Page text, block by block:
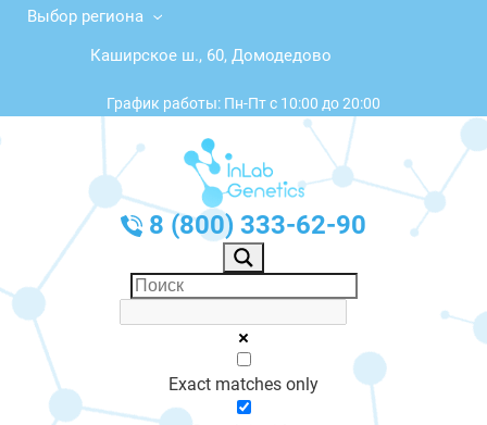
Выбор региона
Каширское ш., 60, Домодедово
График работы: Пн-Пт с 10:00 до 20:00
8 (800) 333-62-90
Exact matches only